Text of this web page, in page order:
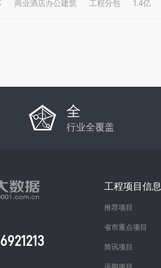
商业酒店办公建筑 工程分包 1.4亿
全
行业全覆盖
工程项目信息
推荐项目
省市重点项目
简讯项目